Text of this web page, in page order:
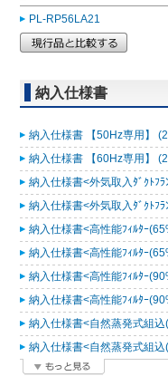
PL-RP56LA21
納入仕様書
納入仕様書 【50Hz専用】
納入仕様書 【60Hz専用】
納入仕様書<外気取入ﾀﾞｸﾄﾌ
納入仕様書<外気取入ﾀﾞｸﾄﾌ
納入仕様書<高性能ﾌｨﾙﾀｰ
納入仕様書<高性能ﾌｨﾙﾀｰ
納入仕様書<高性能ﾌｨﾙﾀｰ
納入仕様書<高性能ﾌｨﾙﾀｰ
納入仕様書<自然蒸発式組
納入仕様書<自然蒸発式組